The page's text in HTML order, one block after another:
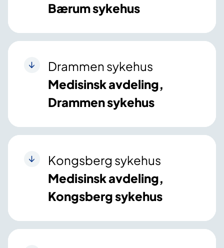
Bærum sykehus
Drammen sykehus
Medisinsk avdeling,
Drammen sykehus
Kongsberg sykehus
Medisinsk avdeling,
Kongsberg sykehus